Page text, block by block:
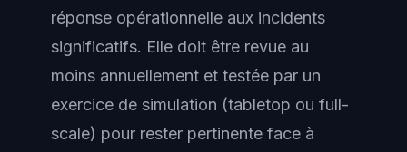
réponse opérationnelle aux incidents
significatifs. Elle doit être revue au
moins annuellement et testée par un
exercice de simulation (tabletop ou full-
scale) pour rester pertinente face à